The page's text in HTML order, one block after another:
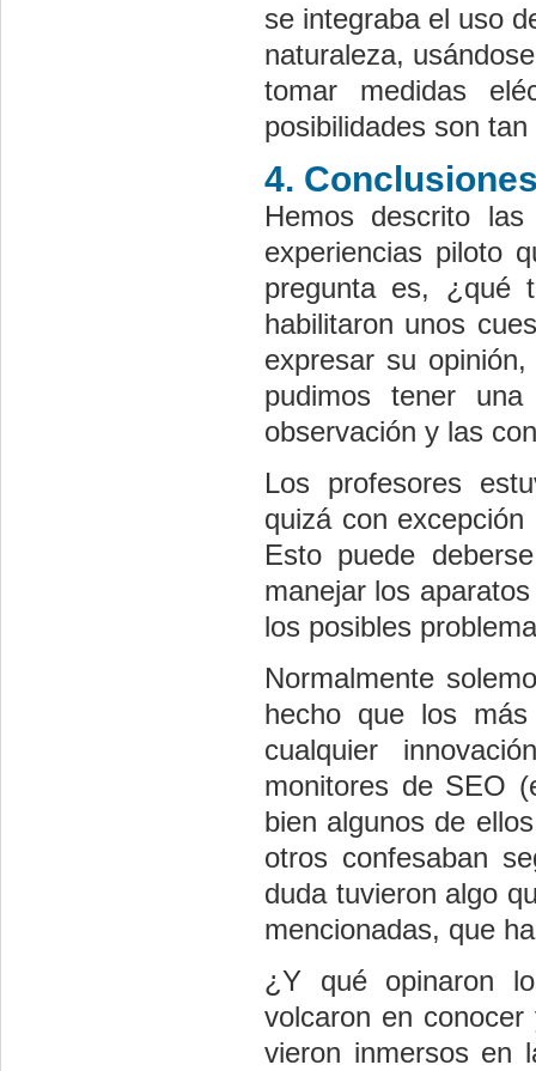
se integraba el uso
naturaleza,
tomar medidas
posibilidades son
4.
Hemos descrito
experiencias piloto
pregunta es, ¿qué
habilitaron unos
expresar su
pudimos tener
observación y las
Los profesores
quizá con
Esto puede
manejar los
los posibles
Normalmente
hecho que los más
cualquier
monitores de SEO
bien algunos de
otros confesaban
duda tuvieron algo
mencionadas, que
¿Y qué opinaron
volcaron en
vieron inmersos en